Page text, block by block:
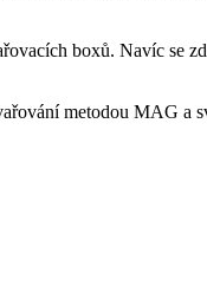
boxů. Navíc se
metodou MAG a